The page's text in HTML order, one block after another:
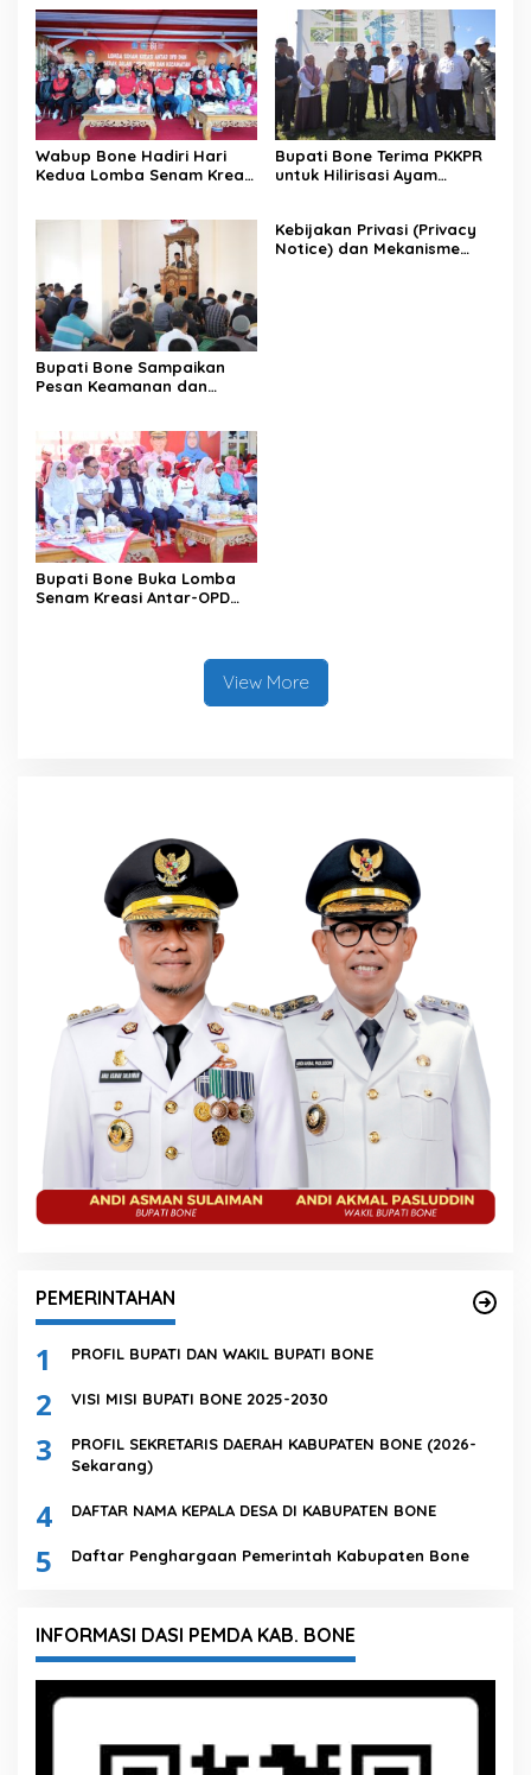
Wabup Bone Hadiri Hari
Kedua Lomba Senam Kreasi
Bupati Bone Terima PKKPR
untuk Hilirisasi Ayam
Bupati Bone Sampaikan
Pesan Keamanan dan
Kebijakan Privasi (Privacy
Notice) dan Mekanisme
Bupati Bone Buka Lomba
Senam Kreasi Antar-OPD
View More
PEMERINTAHAN
1 PROFIL BUPATI DAN WAKIL BUPATI BONE
2 VISI MISI BUPATI BONE 2025-2030
3
PROFIL SEKRETARIS DAERAH KABUPATEN BONE (2026-
Sekarang)
4 DAFTAR NAMA KEPALA DESA DI KABUPATEN BONE
5 Daftar Penghargaan Pemerintah Kabupaten Bone
INFORMASI DASI PEMDA KAB. BONE